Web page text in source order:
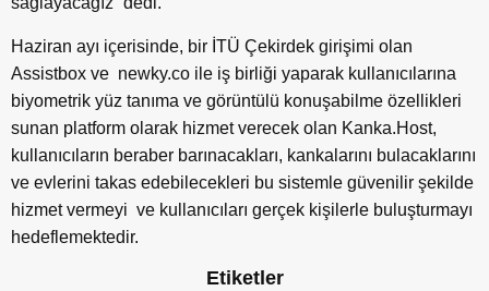
Haziran ayı içerisinde, bir İTÜ Çekirdek girişimi olan
Assistbox ve newky.co ile iş birliği yaparak kullanıcılarına
biyometrik yüz tanıma ve görüntülü konuşabilme özellikleri
sunan platform olarak hizmet verecek olan Kanka.Host,
kullanıcıların beraber barınacakları, kankalarını bulacaklarını
ve evlerini takas edebilecekleri bu sistemle güvenilir şekilde
hizmet vermeyi ve kullanıcıları gerçek kişilerle buluşturmayı
hedeflemektedir.
Etiketler